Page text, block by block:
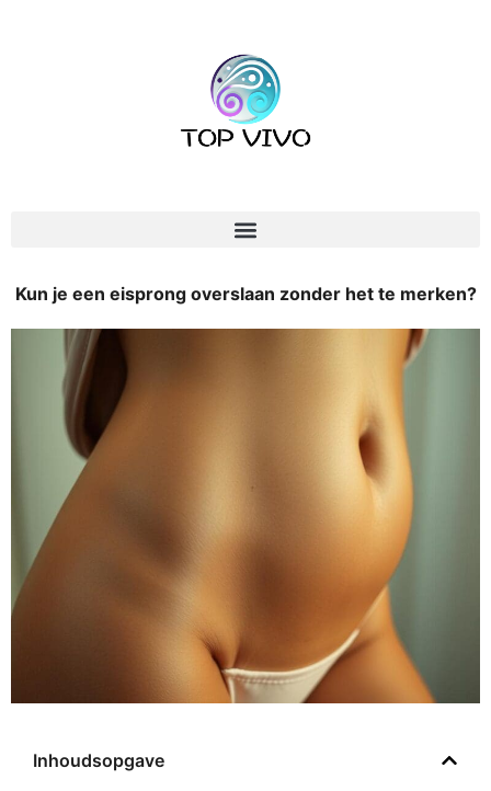
Kun je een eisprong overslaan zonder het te merken?
Inhoudsopgave